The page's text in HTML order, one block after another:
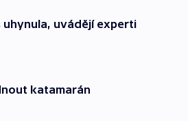
uhynula, uvádějí experti
katamarán